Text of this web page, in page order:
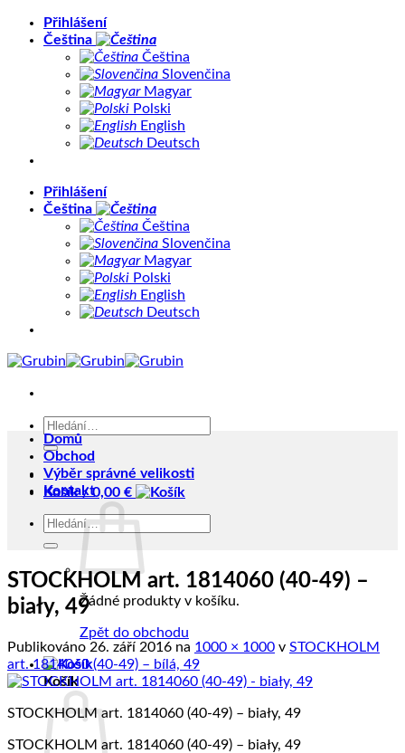
PřeskočitPřihlášení
Čeština
Čeština
Slovenčina
Magyar
Polski
English
Deutsch
Přihlášení
Čeština
Čeština
Slovenčina
Magyar
Polski
English
Deutsch
Hledat:
Košík /0,00 €
Žádné produkty v košíku.
Zpět do obchodu
Košík
Domů
Obchod
Výběr správné velikosti
Kontakt
Hledat:
STOCKHOLM art. 1814060 (40-49) –
biały, 49
Publikováno 26. září 2016 na 1000 × 1000 v STOCKHOLM
art. 1814060 (40-49) – bílá, 49
STOCKHOLM art. 1814060 (40-49) – biały, 49
STOCKHOLM art. 1814060 (40-49) – biały, 49